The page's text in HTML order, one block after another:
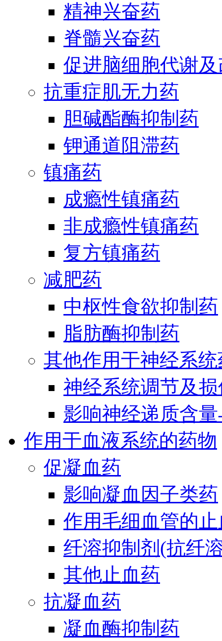
精神兴奋药
脊髓兴奋药
促进脑细胞代谢
抗重症肌无力药
胆碱酯酶抑制药
钾通道阻滞药
镇痛药
成瘾性镇痛药
非成瘾性镇痛药
复方镇痛药
减肥药
中枢性食欲抑制药
脂肪酶抑制药
其他作用于神经系统
神经系统调节及
影响神经递质含
作用于血液系统的药物
促凝血药
影响凝血因子类药
作用毛细血管的
纤溶抑制剂(抗纤
其他止血药
抗凝血药
凝血酶抑制药